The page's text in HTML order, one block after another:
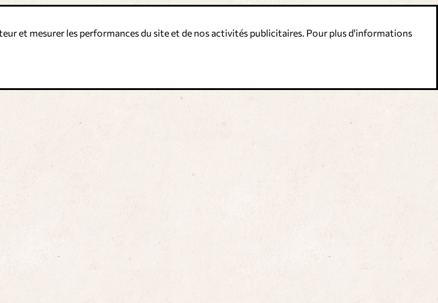
et mesurer les performances du site et de nos activités publicitaires. Pour plus d'informations